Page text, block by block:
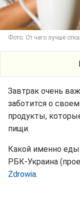
Фото: От чего лучше
Завтрак очень
заботится о
продукты,
пищи.
Какой именно еды
РБК-Украина
Zdrowia.